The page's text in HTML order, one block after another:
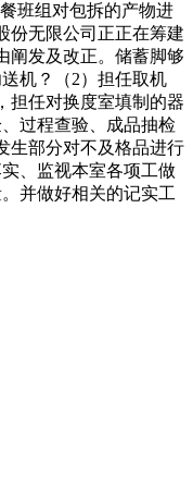
班组对包拆的产物进
份无限公司正正在筹建
阐发及改正。储蓄脚够
机？（2）担任取机
担任对换度室填制的器
过程查验、成品抽检
生部分对不及格品进行
、监视本室各项工做
并做好相关的记实工